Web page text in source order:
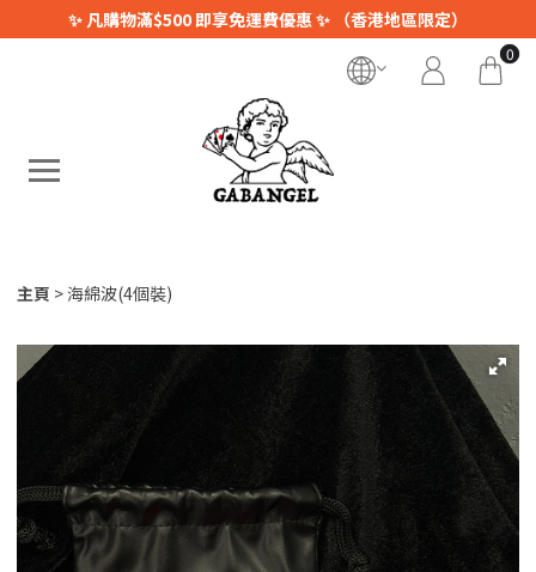
✨ 凡購物滿$500 即享免運費優惠 ✨ （香港地區限定）
0
主頁 海綿波(4個裝)